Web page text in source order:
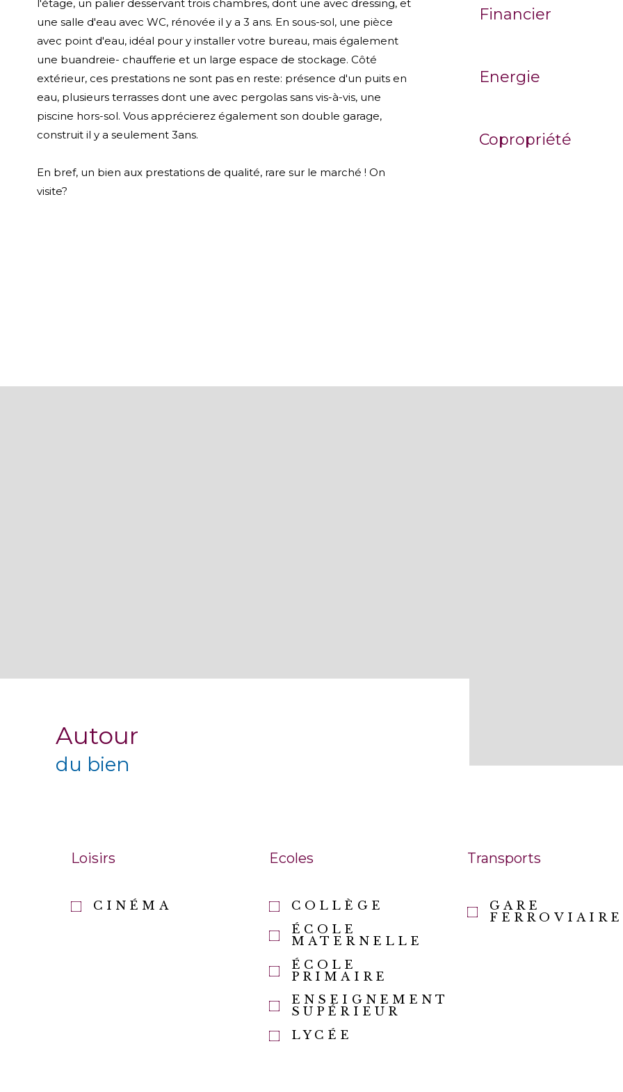
l'étage, un palier desservant trois chambres, dont une avec dressing, et
une salle d'eau avec WC, rénovée il y a 3 ans. En sous-sol, une pièce
avec point d'eau, idéal pour y installer votre bureau, mais également
une buandreie- chaufferie et un large espace de stockage. Côté
extérieur, ces prestations ne sont pas en reste: présence d'un puits en
eau, plusieurs terrasses dont une avec pergolas sans vis-à-vis, une
piscine hors-sol. Vous apprécierez également son double garage,
construit il y a seulement 3ans.
En bref, un bien aux prestations de qualité, rare sur le marché ! On
visite?
Financier
Energie
Copropriété
Autour
du bien
Loisirs
CINÉMA
Ecoles
COLLÈGE
ÉCOLE
MATERNELLE
ÉCOLE
PRIMAIRE
ENSEIGNEMENT
SUPÉRIEUR
LYCÉE
Transports
GARE
FERROVIAIRE